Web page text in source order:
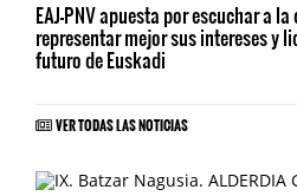
EAJ-PNV apuesta por escuchar a
representar mejor sus intereses y
futuro de Euskadi
VER TODAS LAS NOTICIAS